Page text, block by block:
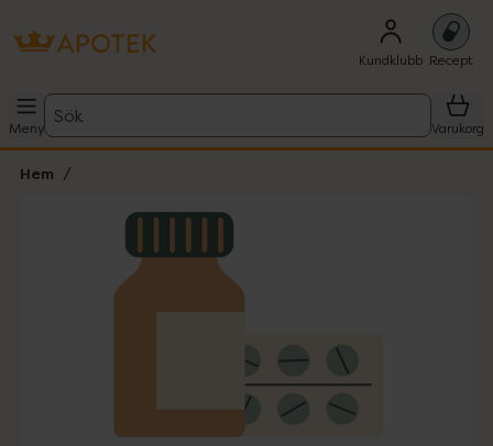
Kundklubb Recept
Meny
Sök
Varukorg
Hem
Lista: . Innehåller 1 objekt.